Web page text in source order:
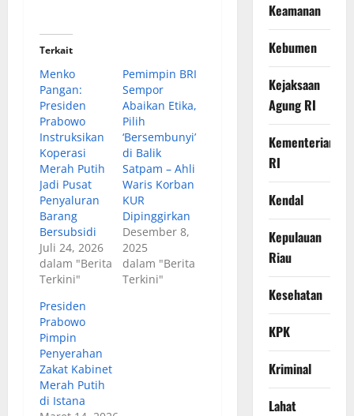
Terkait
Menko
Pangan:
Presiden
Prabowo
Instruksikan
Koperasi
Merah Putih
Jadi Pusat
Penyaluran
Barang
Bersubsidi
Juli 24, 2026
dalam "Berita
Terkini"
Pemimpin BRI
Sempor
Abaikan Etika,
Pilih
‘Bersembunyi’
di Balik
Satpam – Ahli
Waris Korban
KUR
Dipinggirkan
Desember 8,
2025
dalam "Berita
Terkini"
Presiden
Prabowo
Pimpin
Penyerahan
Zakat Kabinet
Merah Putih
di Istana
Keamanan
Kebumen
Kejaksaan
Agung RI
Kementerian
RI
Kendal
Kepulauan
Riau
Kesehatan
KPK
Kriminal
Lahat